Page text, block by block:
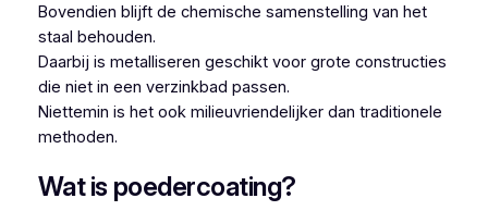
Bovendien blijft de chemische samenstelling van het
staal behouden.
Daarbij is metalliseren geschikt voor grote constructies
die niet in een verzinkbad passen.
Niettemin is het ook milieuvriendelijker dan traditionele
methoden.
Wat is poedercoating?